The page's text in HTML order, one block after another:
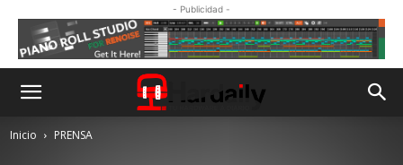
- Publicidad -
Inicio PRENSA